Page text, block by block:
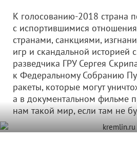
К голосованию-2018 страна
с испортившимися
странами, санкциями,
игр и скандальной историей
разведчика ГРУ Сергея
к Федеральному Собранию
ракеты, которые могут
а в документальном фильме
нам такой мир, если там не